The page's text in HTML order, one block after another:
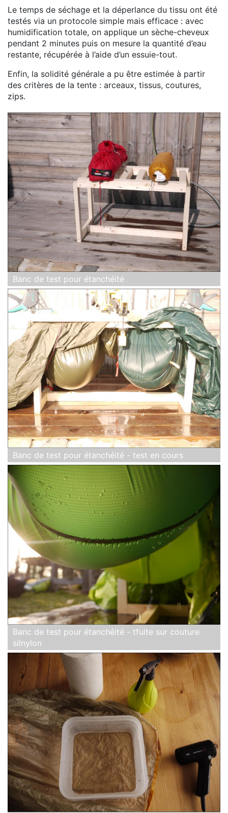
Le temps de séchage et la déperlance du tissu ont été
testés via un protocole simple mais efficace : avec
humidification totale, on applique un sèche-cheveux
pendant 2 minutes puis on mesure la quantité d’eau
restante, récupérée à l’aide d’un essuie-tout.
Enfin, la solidité générale a pu être estimée à partir
des critères de la tente : arceaux, tissus, coutures,
zips.
Banc de test pour étanchéité
Banc de test pour étanchéité - test en cours
Banc de test pour étanchéité - tfuite sur couture
silnylon